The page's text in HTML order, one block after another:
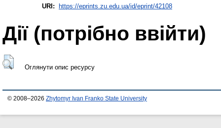
URI:
https://eprints.zu.edu.ua/id/eprint/42108
Дії ​​(потрібно ввійти)
Оглянути опис ресурсу
© 2008–2026 Zhytomyr Ivan Franko State University